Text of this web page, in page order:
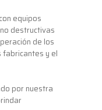
equipos
destructivas
de los
y el
por nuestra